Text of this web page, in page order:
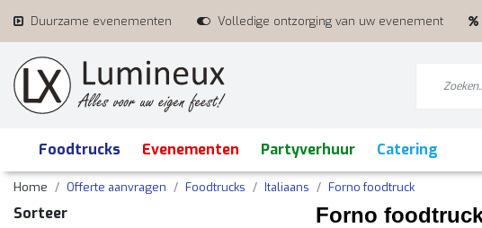
Duurzame evenementen Volledige ontzorging van uw evenement
Foodtrucks Evenementen Partyverhuur Catering
Home Offerte aanvragen Foodtrucks Italiaans Forno foodtruck
Sorteer Forno